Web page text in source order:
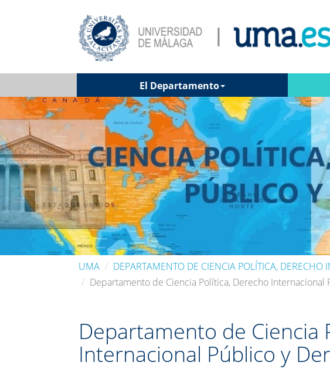
El Departamento
UMA
DEPARTAMENTO DE CIENCIA POLÍTICA,
Departamento de Ciencia Política, Derecho Internacional
Departamento de Ciencia
Internacional Público y